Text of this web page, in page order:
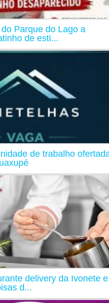
Parque do Lago a
de esti...
de trabalho
delivery da Ivonete e
d...